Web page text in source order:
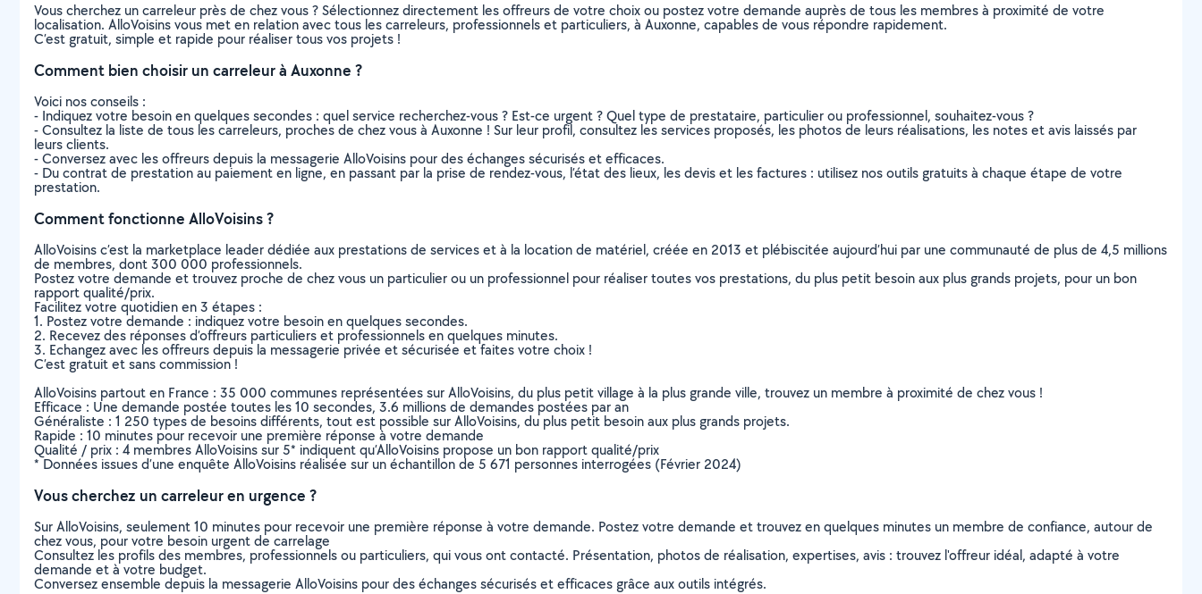
Vous cherchez un carreleur près de chez vous ? Sélectionnez directement les offreurs de votre choix ou postez votre demande auprès de tous les membres à proximité de votre
localisation. AlloVoisins vous met en relation avec tous les carreleurs, professionnels et particuliers, à Auxonne, capables de vous répondre rapidement.
C’est gratuit, simple et rapide pour réaliser tous vos projets !
Comment bien choisir un carreleur à Auxonne ?
Voici nos conseils :
- Indiquez votre besoin en quelques secondes : quel service recherchez-vous ? Est-ce urgent ? Quel type de prestataire, particulier ou professionnel, souhaitez-vous ?
- Consultez la liste de tous les carreleurs, proches de chez vous à Auxonne ! Sur leur profil, consultez les services proposés, les photos de leurs réalisations, les notes et avis laissés par
leurs clients.
- Conversez avec les offreurs depuis la messagerie AlloVoisins pour des échanges sécurisés et efficaces.
- Du contrat de prestation au paiement en ligne, en passant par la prise de rendez-vous, l’état des lieux, les devis et les factures : utilisez nos outils gratuits à chaque étape de votre
prestation.
Comment fonctionne AlloVoisins ?
AlloVoisins c’est la marketplace leader dédiée aux prestations de services et à la location de matériel, créée en 2013 et plébiscitée aujourd’hui par une communauté de plus de 4,5 millions
de membres, dont 300 000 professionnels.
Postez votre demande et trouvez proche de chez vous un particulier ou un professionnel pour réaliser toutes vos prestations, du plus petit besoin aux plus grands projets, pour un bon
rapport qualité/prix.
Facilitez votre quotidien en 3 étapes :
1. Postez votre demande : indiquez votre besoin en quelques secondes.
2. Recevez des réponses d’offreurs particuliers et professionnels en quelques minutes.
3. Echangez avec les offreurs depuis la messagerie privée et sécurisée et faites votre choix !
C’est gratuit et sans commission !
AlloVoisins partout en France : 35 000 communes représentées sur AlloVoisins, du plus petit village à la plus grande ville, trouvez un membre à proximité de chez vous !
Efficace : Une demande postée toutes les 10 secondes, 3.6 millions de demandes postées par an
Généraliste : 1 250 types de besoins différents, tout est possible sur AlloVoisins, du plus petit besoin aux plus grands projets.
Rapide : 10 minutes pour recevoir une première réponse à votre demande
Qualité / prix : 4 membres AlloVoisins sur 5* indiquent qu’AlloVoisins propose un bon rapport qualité/prix
* Données issues d’une enquête AlloVoisins réalisée sur un échantillon de 5 671 personnes interrogées (Février 2024)
Vous cherchez un carreleur en urgence ?
Sur AlloVoisins, seulement 10 minutes pour recevoir une première réponse à votre demande. Postez votre demande et trouvez en quelques minutes un membre de confiance, autour de
chez vous, pour votre besoin urgent de carrelage
Consultez les profils des membres, professionnels ou particuliers, qui vous ont contacté. Présentation, photos de réalisation, expertises, avis : trouvez l'offreur idéal, adapté à votre
demande et à votre budget.
Conversez ensemble depuis la messagerie AlloVoisins pour des échanges sécurisés et efficaces grâce aux outils intégrés.